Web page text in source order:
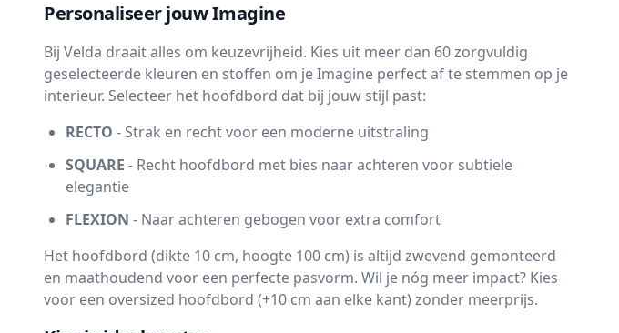
Personaliseer jouw Imagine
Bij Velda draait alles om keuzevrijheid. Kies uit meer dan 60 zorgvuldig
geselecteerde kleuren en stoffen om je Imagine perfect af te stemmen op je
interieur. Selecteer het hoofdbord dat bij jouw stijl past:
RECTO - Strak en recht voor een moderne uitstraling
SQUARE - Recht hoofdbord met bies naar achteren voor subtiele
elegantie
FLEXION - Naar achteren gebogen voor extra comfort
Het hoofdbord (dikte 10 cm, hoogte 100 cm) is altijd zwevend gemonteerd
en maathoudend voor een perfecte pasvorm. Wil je nóg meer impact? Kies
voor een oversized hoofdbord (+10 cm aan elke kant) zonder meerprijs.